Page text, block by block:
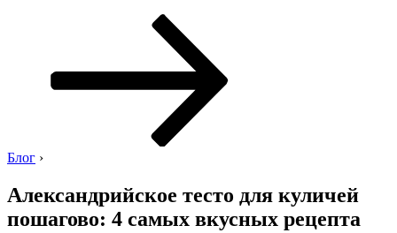
Блог ›
Александрийское тесто для куличей
пошагово: 4 самых вкусных рецепта